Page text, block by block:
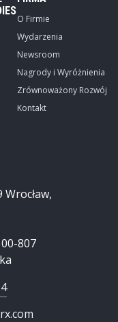
O Firmie
Wydarzenia
Newsroom
Nagrody i Wyróżnienia
Zrównoważony Rozwój
Kontakt
Wrocław,
807